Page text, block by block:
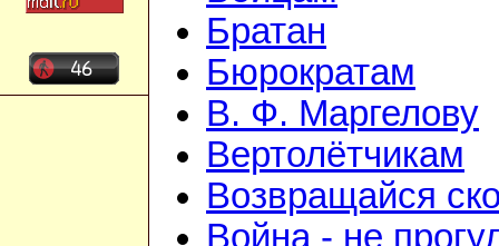
Братан
Бюрократам
В. Ф. Маргелову
Вертолётчикам
Возвращайся
Война - не